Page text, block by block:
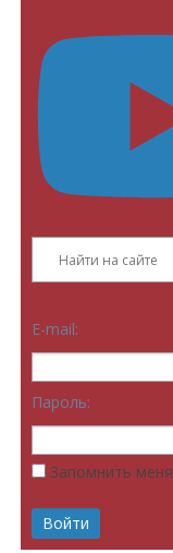
E-mail:
Пароль:
Запомнить меня